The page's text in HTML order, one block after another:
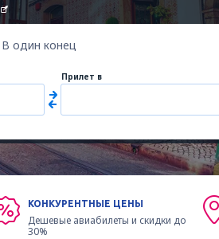
В один конец
Прилет в
КОНКУРЕНТНЫЕ ЦЕНЫ
Дешевые авиабилеты и скидки до
30%